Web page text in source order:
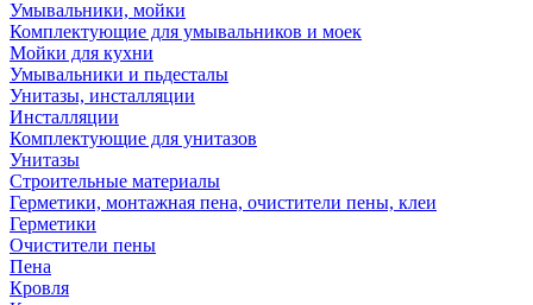
Умывальники, мойки
Комплектующие для умывальников и моек
Мойки для кухни
Умывальники и пьдесталы
Унитазы, инсталляции
Инсталляции
Комплектующие для унитазов
Унитазы
Строительные материалы
Герметики, монтажная пена, очистители пены, клеи
Герметики
Очистители пены
Пена
Кровля